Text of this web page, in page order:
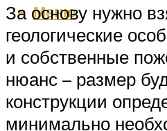
Меню
За основу нужно
геологические
и собственные
нюанс – размер
конструкции
минимально